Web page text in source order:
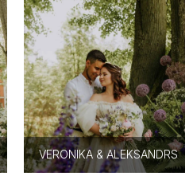
VERONIKA & ALEKSANDRS